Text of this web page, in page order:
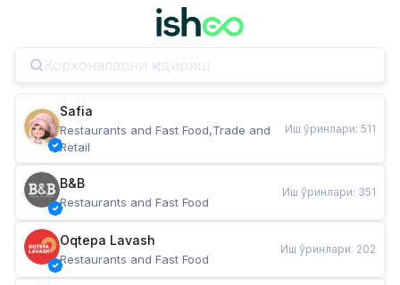
Safia
Restaurants and Fast Food,Trade and
Retail
Иш ўринлари: 511
B&B
Restaurants and Fast Food
Иш ўринлари: 351
Oqtepa Lavash
Restaurants and Fast Food
Иш ўринлари: 202